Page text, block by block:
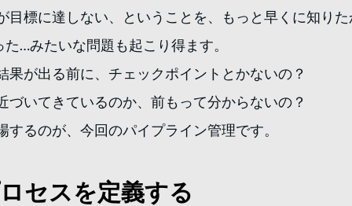
目標に達しない、ということを、もっと早くに知りた
…みたいな問題も起こり得ます。
が出る前に、チェックポイントとかないの？
いてきているのか、前もって分からないの？
るのが、今回のパイプライン管理です。
セスを定義する